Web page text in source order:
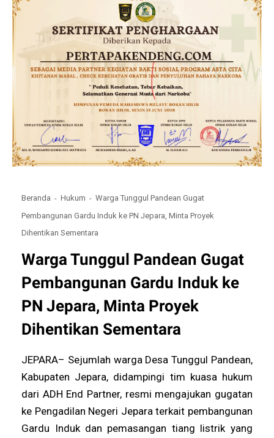
Beranda Hukum
Warga Tunggul Pandean Gugat
Pembangunan Gardu Induk ke PN Jepara, Minta Proyek
Dihentikan Sementara
Warga Tunggul Pandean Gugat
Pembangunan Gardu Induk ke
PN Jepara, Minta Proyek
Dihentikan Sementara
JEPARA– Sejumlah warga Desa Tunggul Pandean,
Kabupaten Jepara, didampingi tim kuasa hukum
dari ADH End Partner, resmi mengajukan gugatan
ke Pengadilan Negeri Jepara terkait pembangunan
Gardu Induk dan pemasangan tiang listrik yang